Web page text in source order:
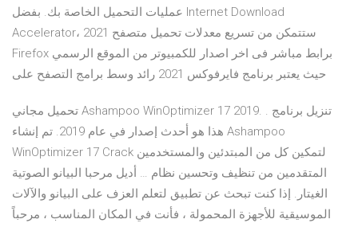
عمليات التحميل الخاصة بك. بفضل Internet Download
Accelerator، ستتمكن من تسريع معدلات تحميل متصفح 2021
Firefox برابط مباشر فى اخر اصدار للكمبيوتر من الموقع الرسمي
حيث يعتبر برنامج فايرفوكس 2021 رائد وسط برامج التصفح على
تحميل مجاني Ashampoo WinOptimizer 17 2019. تنزيل برنامج .
هذا هو أحدث إصدار في عام 2019. تم إنشاء Ashampoo
WinOptimizer 17 Crack لتمكين كل من المبتدئين والمستخدمين
المتقدمين من تنظيف وتحسين نظام … أديل مرحبا البيانو الصوتية
الغيتار. إذا كنت تبحث عن تطبيق لتعلم العزف على البيانو والآلات
الموسيقية للأجهزة المحمولة ، فأنت في المكان المناسب ، مرحباً